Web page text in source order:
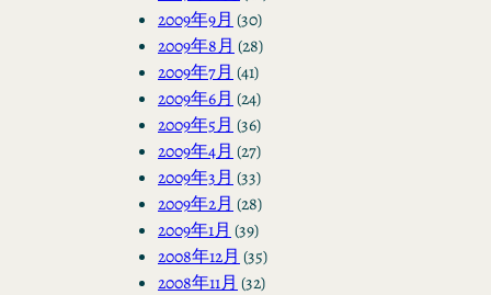
2009年9月 (30)
2009年8月 (28)
2009年7月 (41)
2009年6月 (24)
2009年5月 (36)
2009年4月 (27)
2009年3月 (33)
2009年2月 (28)
2009年1月 (39)
2008年12月 (35)
2008年11月 (32)